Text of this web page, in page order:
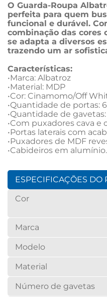
O Guarda-Roupa
perfeita para quem
funcional e durável.
combinação das cores
se adapta a diversos
trazendo um ar
Características:
•Marca: Albatroz
•Material: MDP
•Cor: Cinamomo/Off
•Quantidade de portas: 6
•Quantidade de
•Com puxadores cava e
•Portas laterais com
•Puxadores de MDF
•Cabideiros em alumínio.
ESPECIFICAÇÕES DO
Cor
Marca
Modelo
Material
Número de gavetas